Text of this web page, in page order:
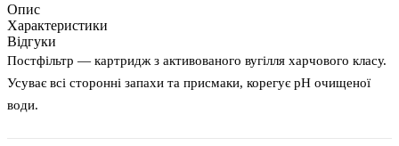
Опис
Характеристики
Відгуки
Постфільтр — картридж з активованого вугілля харчового класу.
Усуває всі сторонні запахи та присмаки, корегує pH очищеної
води.